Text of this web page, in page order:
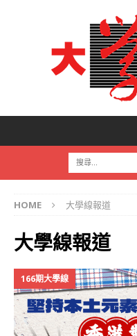
HOME 大學線報道
大學線報道
166期大學線